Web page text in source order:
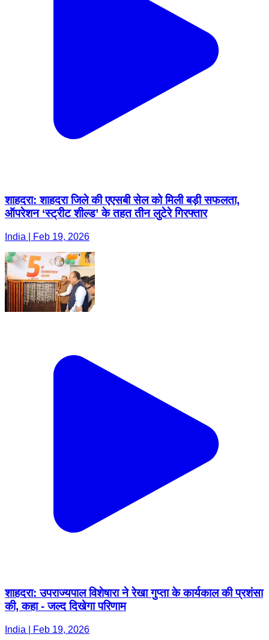
शाहदरा: शाहदरा जिले की एएसबी सेल को मिली बड़ी सफलता,
ऑपरेशन ‘स्ट्रीट शील्ड’ के तहत तीन लुटेरे गिरफ्तार
India | Feb 19, 2026
शाहदरा: उपराज्यपाल विशेषारा ने रेखा गुप्ता के कार्यकाल की प्रशंसा
की, कहा - जल्द दिखेगा परिणाम
India | Feb 19, 2026